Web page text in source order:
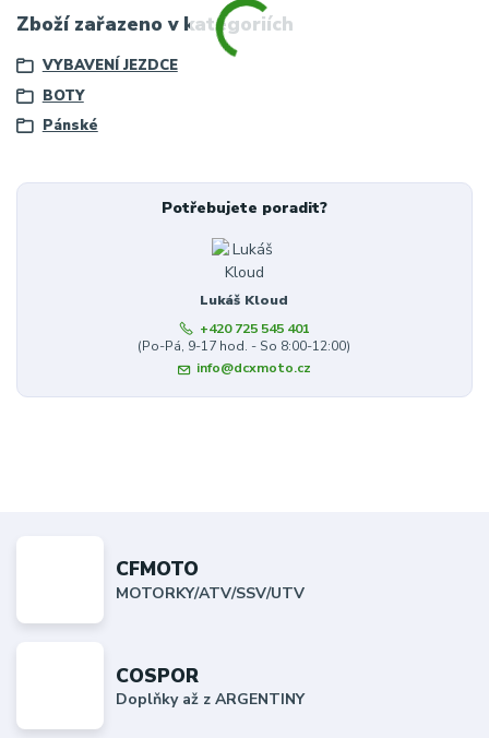
Zboží zařazeno v kategoriích
VYBAVENÍ JEZDCE
BOTY
Pánské
Potřebujete poradit?
Lukáš Kloud
+420 725 545 401
(Po-Pá, 9-17 hod. - So 8:00-12:00)
info@dcxmoto.cz
CFMOTO
MOTORKY/ATV/SSV/UTV
COSPOR
Doplňky až z ARGENTINY